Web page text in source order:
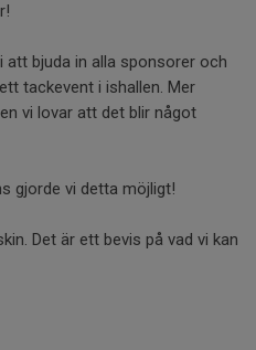
att bjuda in alla sponsorer och
tackevent i ishallen. Mer
vi lovar att det blir något
gjorde vi detta möjligt!
Det är ett bevis på vad vi kan